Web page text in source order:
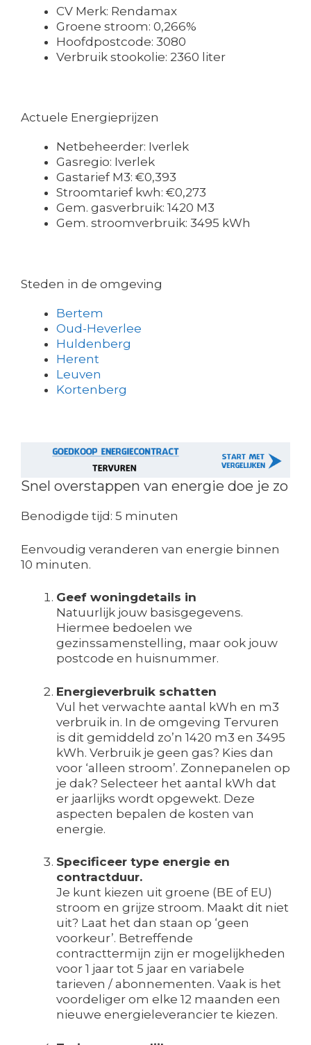
CV Merk: Rendamax
Groene stroom: 0,266%
Hoofdpostcode: 3080
Verbruik stookolie: 2360 liter
Actuele Energieprijzen
Netbeheerder: Iverlek
Gasregio: Iverlek
Gastarief M3: €0,393
Stroomtarief kwh: €0,273
Gem. gasverbruik: 1420 M3
Gem. stroomverbruik: 3495 kWh
Steden in de omgeving
Bertem
Oud-Heverlee
Huldenberg
Herent
Leuven
Kortenberg
Snel overstappen van energie doe je zo
Benodigde tijd: 5 minuten
Eenvoudig veranderen van energie binnen
10 minuten.
Geef woningdetails in
Natuurlijk jouw basisgegevens.
Hiermee bedoelen we
gezinssamenstelling, maar ook jouw
postcode en huisnummer.
Energieverbruik schatten
Vul het verwachte aantal kWh en m3
verbruik in. In de omgeving Tervuren
is dit gemiddeld zo’n 1420 m3 en 3495
kWh. Verbruik je geen gas? Kies dan
voor ‘alleen stroom’. Zonnepanelen op
je dak? Selecteer het aantal kWh dat
er jaarlijks wordt opgewekt. Deze
aspecten bepalen de kosten van
energie.
Specificeer type energie en
contractduur.
Je kunt kiezen uit groene (BE of EU)
stroom en grijze stroom. Maakt dit niet
uit? Laat het dan staan op ‘geen
voorkeur’. Betreffende
contracttermijn zijn er mogelijkheden
voor 1 jaar tot 5 jaar en variabele
tarieven / abonnementen. Vaak is het
voordeliger om elke 12 maanden een
nieuwe energieleverancier te kiezen.